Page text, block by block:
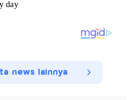
news lainnya